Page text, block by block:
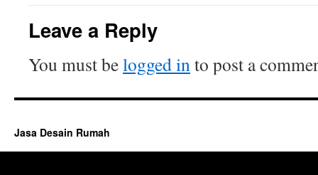
Leave a Reply
You must belogged into post a
Jasa Desain Rumah